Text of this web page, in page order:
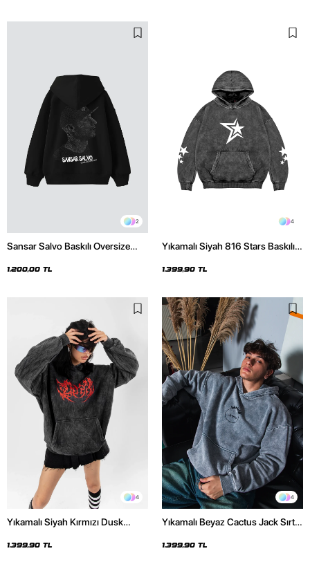
2
Sansar Salvo Baskılı Oversize
1.200,00 TL
4
Yıkamalı Siyah 816 Stars Baskılı
1.399,90 TL
4
Yıkamalı Siyah Kırmızı Dusk
1.399,90 TL
4
Yıkamalı Beyaz Cactus Jack Sırt
1.399,90 TL